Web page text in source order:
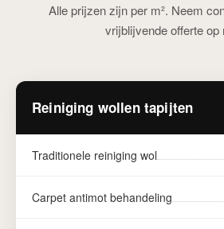
Alle prijzen zijn per m². Neem
vrijblijvende offerte op
Reiniging wollen tapijten
Traditionele reiniging wol
Carpet antimot behandeling